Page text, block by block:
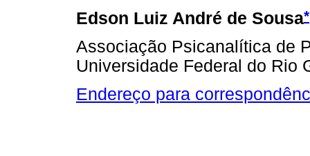
Edson Luiz André de Sousa*
Associação Psicanalítica de
Universidade Federal do Rio
Endereço para